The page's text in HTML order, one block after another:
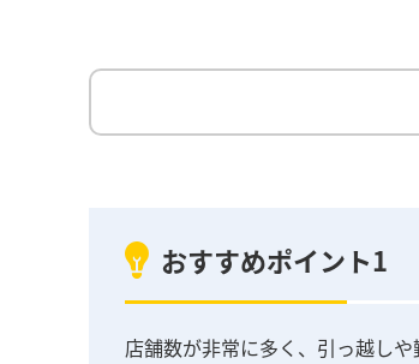
おすすめポイント1
店舗数が非常に多く、引っ越し